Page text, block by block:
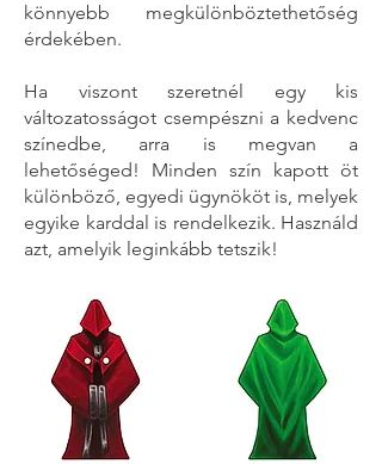
könnyebb megkülönböztethetőség
érdekében.
Ha viszont szeretnél egy kis
változatosságot csempészni a kedvenc
színedbe, arra is megvan a
lehetőséged! Minden szín kapott öt
különböző, egyedi ügynököt is, melyek
egyike karddal is rendelkezik. Használd
azt, amelyik leginkább tetszik!